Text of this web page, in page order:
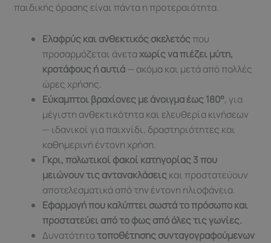
παιδικής όρασης είναι πάντα η προτεραιότητα.
Ελαφρύς και ανθεκτικός σκελετόςπου
προσαρμόζεται άνεταχωρίς να πιέζει μύτη,
κροτάφους ή αυτιά— ακόμα και μετά από πολλές
ώρες χρήσης.
Εύκαμπτοι βραχίονες με άνοιγμα έως 180°, για
μέγιστη ανθεκτικότητα και ελευθερία κινήσεων
— ιδανικοί για παιχνίδι, δραστηριότητες και
καθημερινή έντονη χρήση.
Γκρι, πολωτικοί φακοί κατηγορίας 3 που
μειώνουν τις αντανακλάσειςκαι προστατεύουν
αποτελεσματικά από την έντονη ηλιοφάνεια.
Εφαρμογή που καλύπτει σωστά το πρόσωπο και
προστατεύει από το φως από όλες τις γωνίες.
Δυνατότητατοποθέτησης συνταγογραφούμενων